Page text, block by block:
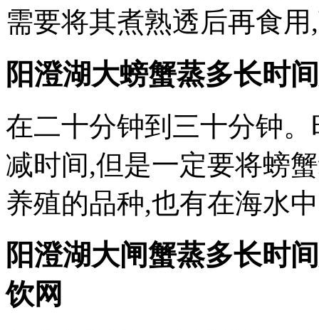
需要将其煮熟透后再食
阳澄湖大螃蟹蒸多长时
在二十分钟到三十分钟
减时间,但是一定要将螃
养殖的品种,也有在海水
阳澄湖大闸蟹蒸多长时
饮网